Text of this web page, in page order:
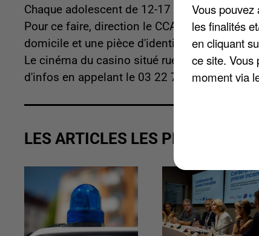
Chaque adolescent de 12-17 présentant un
Pour ce faire, direction le CCAS place Émile
domicile et une pièce d'identité. Il sera
Le cinéma du casino situé rue Jeanne-
d'infos en appelant le 03 22 74 38 51.
LES ARTICLES LES PLUS VUS
Vous pouvez
les finalités
en cliquant
ce site. Vous
moment via